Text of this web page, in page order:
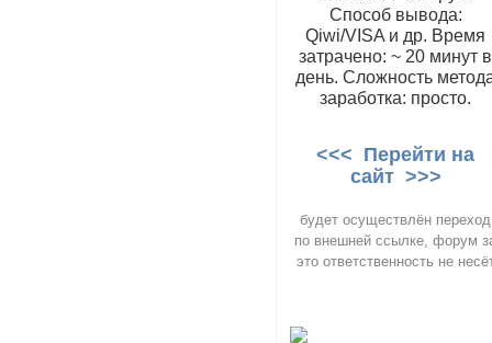
Способ вывода:
Qiwi/VISA и др. Время
затрачено: ~ 20 минут в
день. Сложность
заработка: просто.
<<< Перейти на
сайт >>>
будет осуществлён переход
по внешней ссылке, форум
это ответственность не